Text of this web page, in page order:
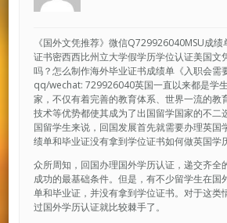
《国外文凭推荐》微信Q729926040MSU成
证书密西西比州立大学假学历学位认证美国文
吗？怎么制作海外毕业证书成绩单《入职会需
qq/wechat: 729926040英国一直以来都是学
家，不仅有着完善的教育体系、世界一流的教
技术等优势都使其成为了出国留学国家的不二
国留学生来说，回国发展首先就需要办理英国
绩单和毕业证没有拿到学位证书如何做英国学
众所周知，回国办理国外学历认证，递交齐全
成功的最基础条件。但是，有不少留学生在国
单和毕业证，并没有拿到学位证书。对于这类
过国外学历认证就比较棘手了。